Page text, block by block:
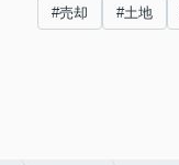
#売却 #土地